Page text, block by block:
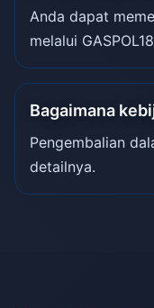
Anda dapat
melalui
Bagaimana
Pengembalian
detailnya.